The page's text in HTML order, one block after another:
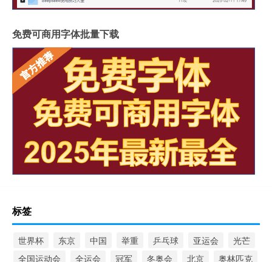
免费可商用字体批量下载
标签
世界杯 东京 中国 举重 乒乓球 亚运会
光芒
全国运动会
全运会 冠军 冬奥会 北京
奥林匹克